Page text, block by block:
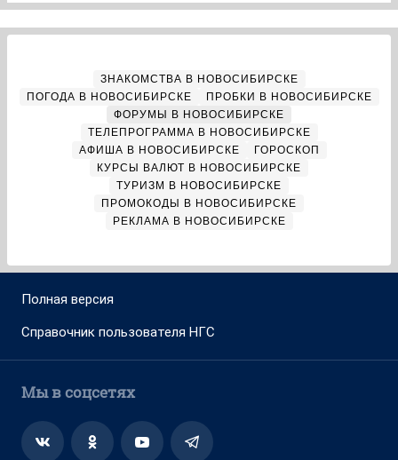
ЗНАКОМСТВА В НОВОСИБИРСКЕ
ПОГОДА В НОВОСИБИРСКЕ
ПРОБКИ В НОВОСИБИРСКЕ
ФОРУМЫ В НОВОСИБИРСКЕ
ТЕЛЕПРОГРАММА В НОВОСИБИРСКЕ
АФИША В НОВОСИБИРСКЕ
ГОРОСКОП
КУРСЫ ВАЛЮТ В НОВОСИБИРСКЕ
ТУРИЗМ В НОВОСИБИРСКЕ
ПРОМОКОДЫ В НОВОСИБИРСКЕ
РЕКЛАМА В НОВОСИБИРСКЕ
Полная версия
Справочник пользователя НГС
Мы в соцсетях